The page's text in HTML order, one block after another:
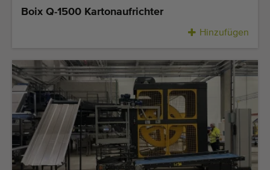
Boix Q-1500 Kartonaufrichter
Hinzufügen